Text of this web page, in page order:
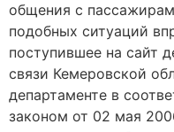
общения с
подобных ситуаций
поступившее на сайт
связи Кемеровской
департаменте в
законом от 02 мая